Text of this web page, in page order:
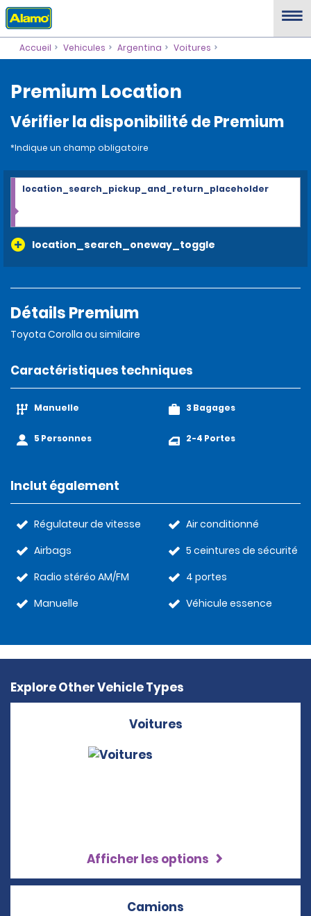
Accueil Vehicules Argentina Voitures
Premium Location
Vérifier la disponibilité de Premium
*Indique un champ obligatoire
location_search_oneway_toggle
location_search_pickup_and_return_placeholder
Détails Premium
Toyota Corolla ou similaire
Caractéristiques techniques
Manuelle
5 Personnes
3 Bagages
2-4 Portes
Inclut également
Régulateur de vitesse
Airbags
Radio stéréo AM/FM
Manuelle
Air conditionné
5 ceintures de sécurité
4 portes
Véhicule essence
Explore Other Vehicle Types
Voitures
Afficher les options
Camions